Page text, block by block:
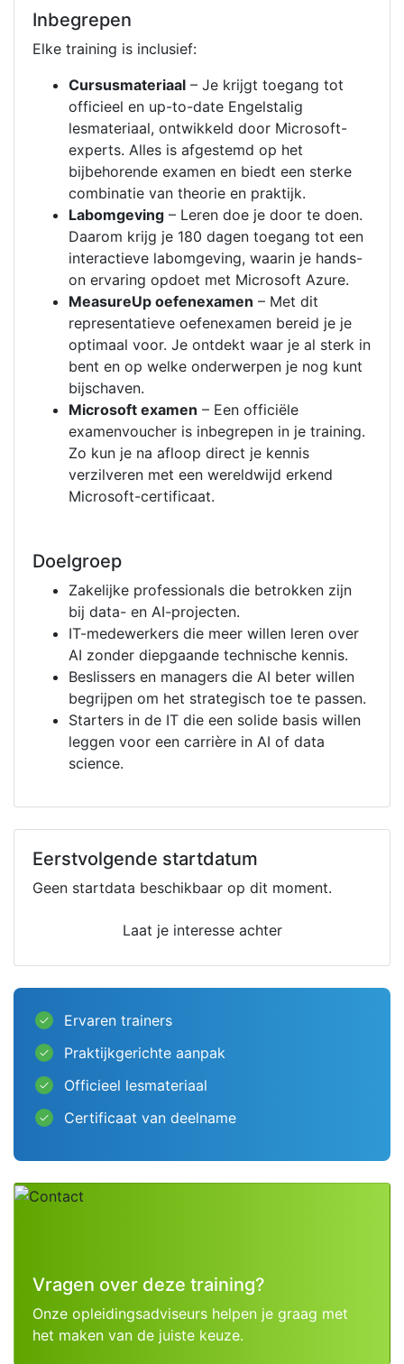
Inbegrepen
Elke training is inclusief:
Cursusmateriaal – Je krijgt toegang tot
officieel en up-to-date Engelstalig
lesmateriaal, ontwikkeld door Microsoft-
experts. Alles is afgestemd op het
bijbehorende examen en biedt een sterke
combinatie van theorie en praktijk.
Labomgeving – Leren doe je door te doen.
Daarom krijg je 180 dagen toegang tot een
interactieve labomgeving, waarin je hands-
on ervaring opdoet met Microsoft Azure.
MeasureUp oefenexamen – Met dit
representatieve oefenexamen bereid je je
optimaal voor. Je ontdekt waar je al sterk in
bent en op welke onderwerpen je nog kunt
bijschaven.
Microsoft examen – Een officiële
examenvoucher is inbegrepen in je training.
Zo kun je na afloop direct je kennis
verzilveren met een wereldwijd erkend
Microsoft-certificaat.
Doelgroep
Zakelijke professionals die betrokken zijn
bij data- en AI-projecten.
IT-medewerkers die meer willen leren over
AI zonder diepgaande technische kennis.
Beslissers en managers die AI beter willen
begrijpen om het strategisch toe te passen.
Starters in de IT die een solide basis willen
leggen voor een carrière in AI of data
science.
Eerstvolgende startdatum
Geen startdata beschikbaar op dit moment.
Laat je interesse achter
done Ervaren trainers
done Praktijkgerichte aanpak
done Officieel lesmateriaal
done Certificaat van deelname
Vragen over deze training?
Onze opleidingsadviseurs helpen je graag met
het maken van de juiste keuze.